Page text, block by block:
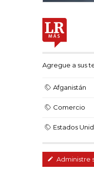
Agregue a sus
Afganistán
Comercio
Estados
Administre